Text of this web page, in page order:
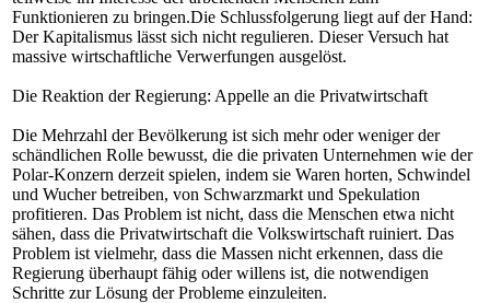
Funktionieren zu bringen.Die Schlussfolgerung liegt auf der Hand:
Der Kapitalismus lässt sich nicht regulieren. Dieser Versuch hat
massive wirtschaftliche Verwerfungen ausgelöst.
Die Reaktion der Regierung: Appelle an die Privatwirtschaft
Die Mehrzahl der Bevölkerung ist sich mehr oder weniger der
schändlichen Rolle bewusst, die die privaten Unternehmen wie der
Polar-Konzern derzeit spielen, indem sie Waren horten, Schwindel
und Wucher betreiben, von Schwarzmarkt und Spekulation
profitieren. Das Problem ist nicht, dass die Menschen etwa nicht
sähen, dass die Privatwirtschaft die Volkswirtschaft ruiniert. Das
Problem ist vielmehr, dass die Massen nicht erkennen, dass die
Regierung überhaupt fähig oder willens ist, die notwendigen
Schritte zur Lösung der Probleme einzuleiten.